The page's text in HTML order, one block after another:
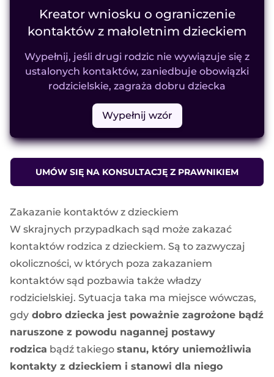
Kreator wniosku o ograniczenie
kontaktów z małoletnim dzieckiem
Wypełnij, jeśli drugi rodzic nie wywiązuje się z
ustalonych kontaktów, zaniedbuje obowiązki
rodzicielskie, zagraża dobru dziecka
Wypełnij wzór
UMÓW SIĘ NA KONSULTACJĘ Z PRAWNIKIEM
Zakazanie kontaktów z dzieckiem
W skrajnych przypadkach sąd może zakazać
kontaktów rodzica z dzieckiem. Są to zazwyczaj
okoliczności, w których poza zakazaniem
kontaktów sąd pozbawia także władzy
rodzicielskiej. Sytuacja taka ma miejsce wówczas,
gdy dobro dziecka jest poważnie zagrożone bądź
naruszone z powodu nagannej postawy
rodzica bądź takiego stanu, który uniemożliwia
kontakty z dzieckiem i stanowi dla niego